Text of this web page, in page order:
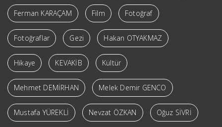
Ferman KARAÇAM Film Fotoğraf
Fotoğraflar Gezi Hakan OTYAKMAZ
Hikaye KEVAKİB Kültür
Mehmet DEMİRHAN Melek Demir GENCO
Mustafa YÜREKLİ Nevzat ÖZKAN Oğuz SİVRİ